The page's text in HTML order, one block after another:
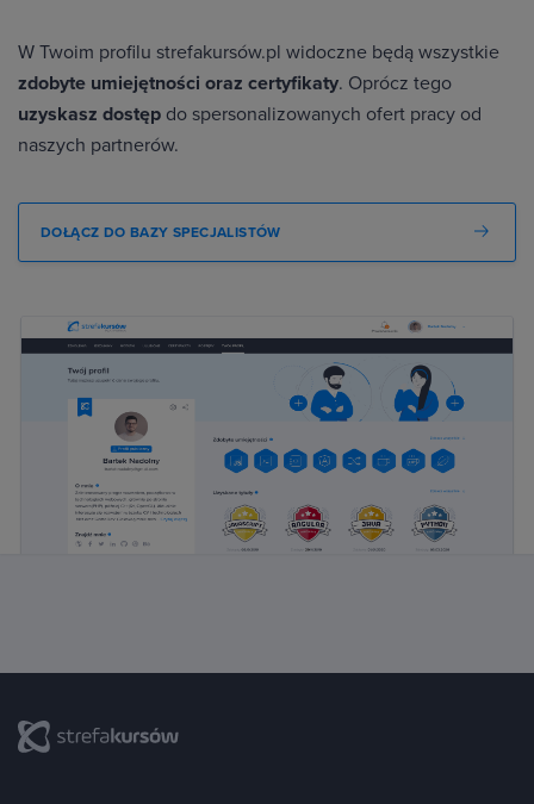
W Twoim profilu strefakursów.pl widoczne będą wszystkie
zdobyte umiejętności oraz certyfikaty. Oprócz tego
uzyskasz dostęp do spersonalizowanych ofert pracy od
naszych partnerów.
DOŁĄCZ DO BAZY SPECJALISTÓW